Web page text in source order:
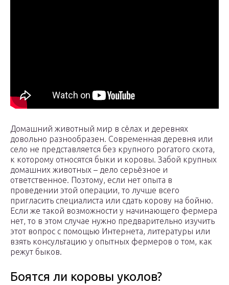
Домашний животный мир в сёлах и деревнях
довольно разнообразен. Современная деревня или
село не представляется без крупного рогатого скота,
к которому относятся быки и коровы. Забой крупных
домашних животных – дело серьёзное и
ответственное. Поэтому, если нет опыта в
проведении этой операции, то лучше всего
пригласить специалиста или сдать корову на бойню.
Если же такой возможности у начинающего фермера
нет, то в этом случае нужно предварительно изучить
этот вопрос с помощью Интернета, литературы или
взять консультацию у опытных фермеров о том, как
режут быков.
Боятся ли коровы уколов?